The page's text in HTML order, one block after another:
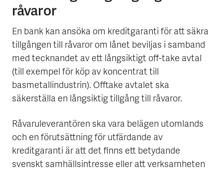
råvaror
En bank kan ansöka om kreditgaranti för att säkra
tillgången till råvaror om lånet beviljas i samband
med tecknandet av ett långsiktigt off-take avtal
(till exempel för köp av koncentrat till
basmetallindustrin). Offtake avtalet ska
säkerställa en långsiktig tillgång till råvaror.
Råvaruleverantören ska vara belägen utomlands
och en förutsättning för utfärdande av
kreditgaranti är att det finns ett betydande
svenskt samhällsintresse eller att verksamheten